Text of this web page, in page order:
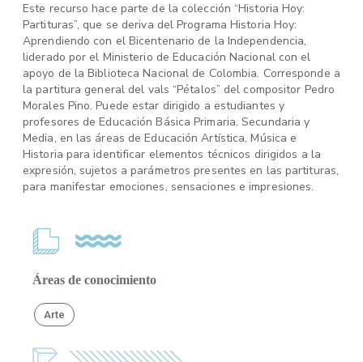
Este recurso hace parte de la colección “Historia Hoy:
Partituras”, que se deriva del Programa Historia Hoy:
Aprendiendo con el Bicentenario de la Independencia,
liderado por el Ministerio de Educación Nacional con el
apoyo de la Biblioteca Nacional de Colombia. Corresponde a
la partitura general del vals “Pétalos” del compositor Pedro
Morales Pino. Puede estar dirigido a estudiantes y
profesores de Educación Básica Primaria, Secundaria y
Media, en las áreas de Educación Artística, Música e
Historia para identificar elementos técnicos dirigidos a la
expresión, sujetos a parámetros presentes en las partituras,
para manifestar emociones, sensaciones e impresiones.
Áreas de conocimiento
Arte